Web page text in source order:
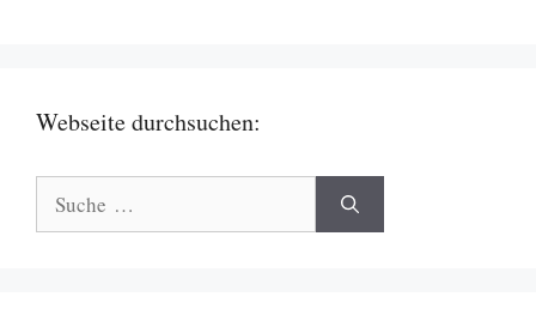
Webseite durchsuchen:
nach: